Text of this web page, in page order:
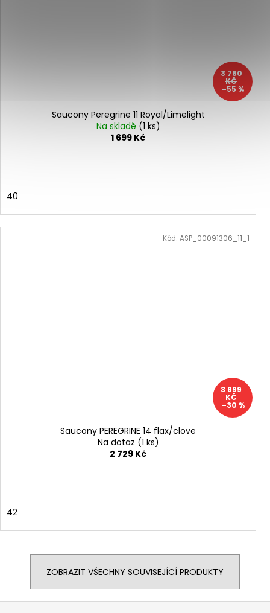
3 780
KČ
–55 %
Saucony Peregrine 11 Royal/Limelight
Na skladě (1 ks)
1 699 Kč
40
3 899
KČ
–30 %
Saucony PEREGRINE 14 flax/clove
Na dotaz (1 ks)
2 729 Kč
42
Kód: ASP_00091306_11_1
ZOBRAZIT VŠECHNY SOUVISEJÍCÍ PRODUKTY